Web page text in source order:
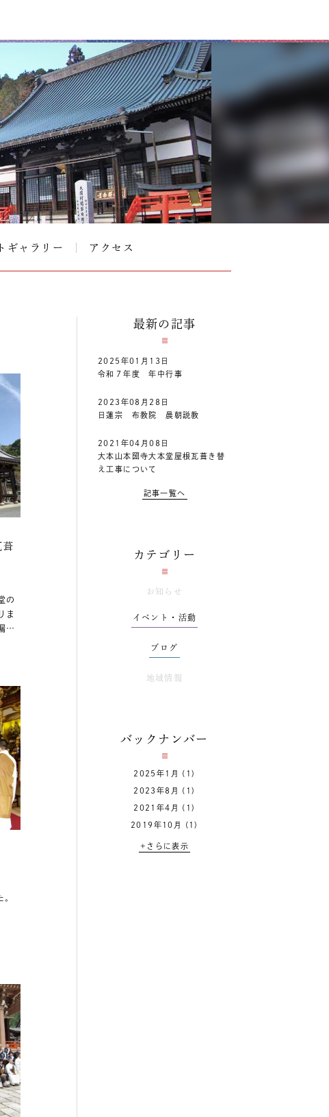
ギャラリー アクセス
葺
の
ま
…
最新の記事
2025年01月13日
令和７年度 年中行事
2023年08月28日
日蓮宗 布教院 晨朝説教
2021年04月08日
大本山本圀寺大本堂屋根瓦葺き替
え工事について
記事一覧へ
カテゴリー
お知らせ
イベント・活動
ブログ
地域情報
バックナンバー
2025年1月 (1)
2023年8月 (1)
2021年4月 (1)
2019年10月 (1)
+さらに表示